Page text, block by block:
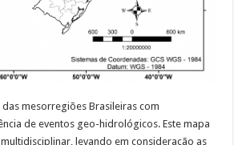
das mesorregiões Brasileiras com
de eventos geo-hidrológicos. Este mapa
levando em consideração as